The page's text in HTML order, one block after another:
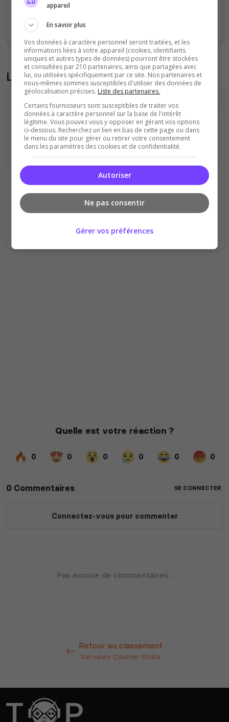
Sept Oct Nov
Votes
Liste des avis du serveur
Il n'y a pas encore d'avis sur ce serveur.
Staff du serveur
Donner le premier avis
Retour au classement
Serveurs Counter Strike
appareil
En savoir plus
Vos données à caractère personnel seront traitées, et les
informations liées à votre appareil (cookies, identifiants
uniques et autres types de données) pourront être stockées
et consultées par 210 partenaires, ainsi que partagées avec
lui, ou utilisées spécifiquement par ce site. Nos partenaires et
nous-mêmes sommes susceptibles d'utiliser des données de
géolocalisation précises. Liste des partenaires.
Certains fournisseurs sont susceptibles de traiter vos
données à caractère personnel sur la base de l'intérêt
légitime. Vous pouvez vous y opposer en gérant vos options
ci-dessous. Recherchez un lien en bas de cette page ou dans
le menu du site pour gérer ou retirer votre consentement
dans les paramètres des cookies et de confidentialité.
Autoriser
Ne pas consentir
Gérer vos préférences